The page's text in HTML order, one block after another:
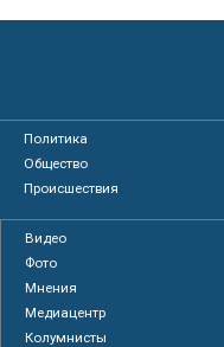
Политика
Общество
Происшествия
Видео
Фото
Мнения
Медиацентр
Колумнисты